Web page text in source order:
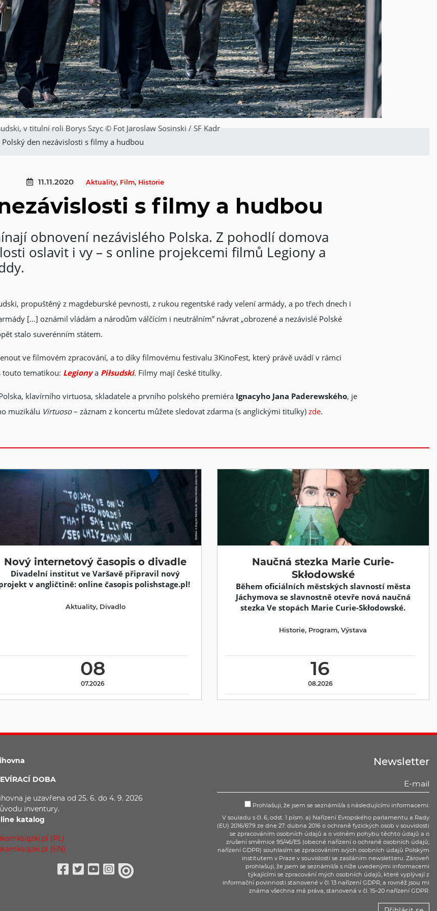
v titulní roli Borys Szyc © Fot Jaroslaw Sosinski / SF Kadr
Polský den nezávislosti s filmy a hudbou
11.11.2020 Aktuality, Film, Historie
s filmy a hudbou
obnovení nezávislého Polska. Z pohodlí domova
oslavit i vy – s online projekcemi filmů Legiony a
propuštěný z magdeburské pevnosti, z rukou regentské rady velení armády, a po třech dnech i
[…] oznámil vládám a národům válčícím i neutrálním” návrat „obrozené a nezávislé Polské
stalo suverénním státem.
ve filmovém zpracování, a to díky filmovému festivalu 3KinoFest, který právě uvádí v rámci
touto tematikou: Legionya Piłsudski. Filmy mají české titulky.
klavírního virtuosa, skladatele a prvního polského premiéra Ignacyho Jana Paderewského, je
muzikálu Virtuoso– záznam z koncertu můžete sledovat zdarma (s anglickými titulky) zde.
Nový internetový časopis o divadle
Divadelní institut ve Varšavě připravil nový
v angličtině: online časopis polishstage.pl!
08
07.2026
Aktuality, Divadlo
Naučná stezka Marie Curie-
Skłodowské
Během oficiálních městských slavností města
Jáchymova se slavnostně otevře nová naučná
stezka Ve stopách Marie Curie-Skłodowské.
16
08.2026
Historie, Program,Výstava
DOBA
je uzavřena od 25. 6. do 4. 9. 2026
inventury.
katalog
(PL)
(EN)
Newsletter
Prohlašuji, že jsem se seznámil/a s následujícími informacemi:
V souladu s čl. 6, odst. 1 písm. a) Nařízení Evropského parlamentu a Rady
(EU) 2016/679 ze dne 27. dubna 2016 o ochraně fyzických osob v souvislosti
se zpracováním osobních údajů a o volném pohybu těchto údajů a o
zrušení směrnice 95/46/ES (obecné nařízení o ochraně osobních údajů;
nařízení GDPR) souhlasím se zpracováním svých osobních údajů Polským
institutem v Praze v souvislosti se zasíláním newsletteru. Zároveň
prohlašuji, že jsem se seznámil/a s níže uvedenými informacemi
týkajícími se zpracování mých osobních údajů, které vyplývají z
informační povinnosti stanovené v čl. 13 nařízení GDPR, a rovněž jsou mi
známa všechna má práva, stanovená v čl. 15–20 nařízení GDPR.